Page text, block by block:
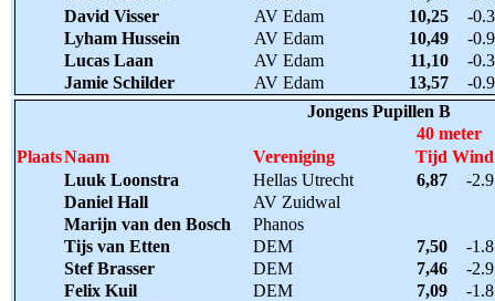
David Visser
AV Edam 10,25
-0.3
Lyham Hussein
AV Edam 10,49
-0.9
Lucas Laan
AV Edam 11,10
-0.3
Jamie Schilder
AV Edam 13,57
-0.9
Jongens Pupillen B
40 meter
PlaatsNaam Vereniging Tijd Wind
Luuk Loonstra
Hellas Utrecht 6,87
-2.9
Daniel Hall
AV Zuidwal
Marijn van den Bosch
Phanos
Tijs van Etten
DEM 7,50
-1.8
Stef Brasser
DEM 7,46
-2.9
Felix Kuil
DEM 7,09
-1.8